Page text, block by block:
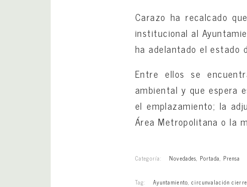
Carazo ha recalcado
institucional al
ha adelantado el estado
Entre ellos se
ambiental y que espera
el emplazamiento; la
Área Metropolitana o la
Categoría: Novedades Portada Prensa
Tag: Ayuntamiento circunvalación